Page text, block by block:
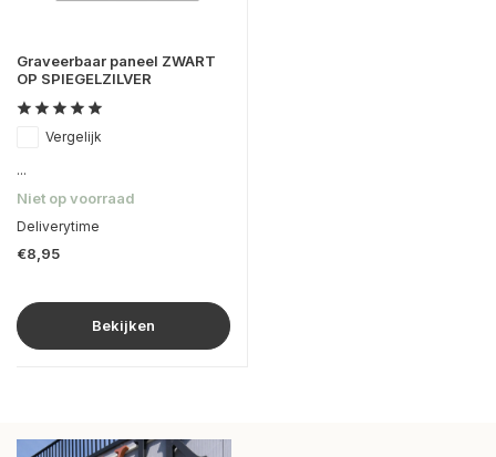
Graveerbaar paneel ZWART
OP SPIEGELZILVER
Vergelijk
...
Niet op voorraad
Deliverytime
€8,95
Bekijken